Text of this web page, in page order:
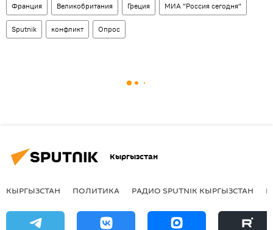
Франция Великобритания Греция МИА "Россия сегодня"
Sputnik конфликт Опрос
Кыргызстан
КЫРГЫЗСТАН ПОЛИТИКА РАДИО SPUTNIK КЫРГЫЗСТАН